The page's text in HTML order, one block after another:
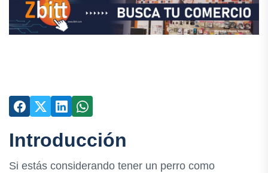
Introducción
Si estás considerando tener un perro como